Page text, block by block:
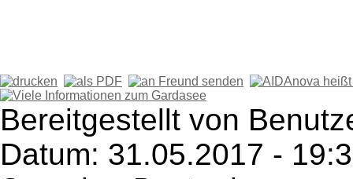
Bereitgestellt von
Datum: 31.05.2017 -